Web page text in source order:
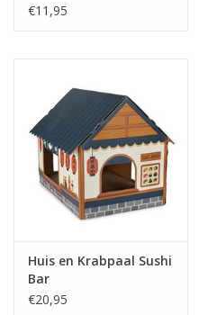
€11,95
Huis en Krabpaal Sushi
Bar
€20,95